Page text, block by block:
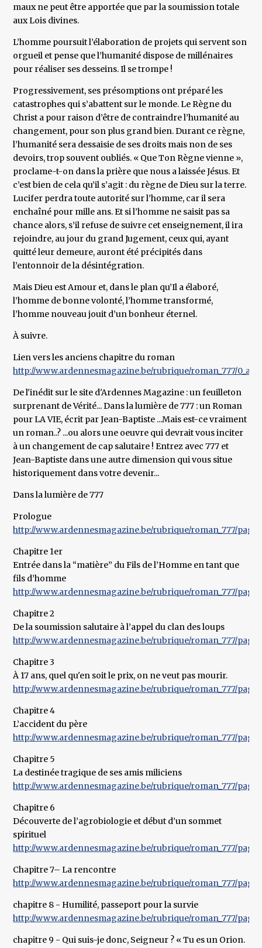
maux ne peut être apportée que par la soumission totale
aux Lois divines.
L’homme poursuit l’élaboration de projets qui servent son
orgueil et pense que l’humanité dispose de millénaires
pour réaliser ses desseins. Il se trompe !
Progressivement, ses présomptions ont préparé les
catastrophes qui s’abattent sur le monde. Le Règne du
Christ a pour raison d’être de contraindre l’humanité au
changement, pour son plus grand bien. Durant ce règne,
l’humanité sera dessaisie de ses droits mais non de ses
devoirs, trop souvent oubliés. « Que Ton Règne vienne »,
proclame-t-on dans la prière que nous a laissée Jésus. Et
c’est bien de cela qu’il s’agit : du règne de Dieu sur la terre.
Lucifer perdra toute autorité sur l’homme, car il sera
enchaîné pour mille ans. Et si l’homme ne saisit pas sa
chance alors, s’il refuse de suivre cet enseignement, il ira
rejoindre, au jour du grand Jugement, ceux qui, ayant
quitté leur demeure, auront été précipités dans
l’entonnoir de la désintégration.
Mais Dieu est Amour et, dans le plan qu’Il a élaboré,
l’homme de bonne volonté, l’homme transformé,
l’homme nouveau jouit d’un bonheur éternel.
À suivre.
Lien vers les anciens chapitre du roman
http://www.ardennesmagazine.be/rubrique/roman_777/
De l'inédit sur le site d'Ardennes Magazine : un feuilleton
surprenant de Vérité... Dans la lumière de 777 : un Roman
pour LA VIE, écrit par Jean-Baptiste ...Mais est-ce vraiment
un roman..? ...ou alors une oeuvre qui devrait vous inciter
à un changement de cap salutaire ! Entrez avec 777 et
Jean-Baptiste dans une autre dimension qui vous situe
historiquement dans votre devenir...
Dans la lumière de 777
Prologue
http://www.ardennesmagazine.be/rubrique/roman_777/
Chapitre 1er
Entrée dans la “matière” du Fils de l’Homme en tant que
fils d’homme
http://www.ardennesmagazine.be/rubrique/roman_777/
Chapitre 2
De la soumission salutaire à l’appel du clan des loups
http://www.ardennesmagazine.be/rubrique/roman_777/
Chapitre 3
À 17 ans, quel qu'en soit le prix, on ne veut pas mourir.
http://www.ardennesmagazine.be/rubrique/roman_777/
Chapitre 4
L’accident du père
http://www.ardennesmagazine.be/rubrique/roman_777/
Chapitre 5
La destinée tragique de ses amis miliciens
http://www.ardennesmagazine.be/rubrique/roman_777/
Chapitre 6
Découverte de l’agrobiologie et début d’un sommet
spirituel
http://www.ardennesmagazine.be/rubrique/roman_777/
Chapitre 7– La rencontre
http://www.ardennesmagazine.be/rubrique/roman_777/
chapitre 8 - Humilité, passeport pour la survie
http://www.ardennesmagazine.be/rubrique/roman_777/
chapitre 9 - Qui suis-je donc, Seigneur ? « Tu es un Orion.